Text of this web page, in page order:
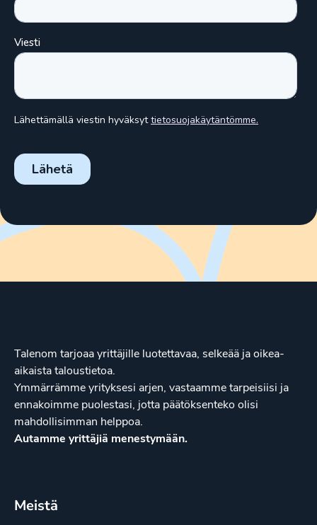
Talenom tarjoaa yrittäjille luotettavaa, selkeää ja oikea-
aikaista taloustietoa.
Ymmärrämme yrityksesi arjen, vastaamme tarpeisiisi ja
ennakoimme puolestasi, jotta päätöksenteko olisi
mahdollisimman helppoa.
Autamme yrittäjiä menestymään.
Meistä